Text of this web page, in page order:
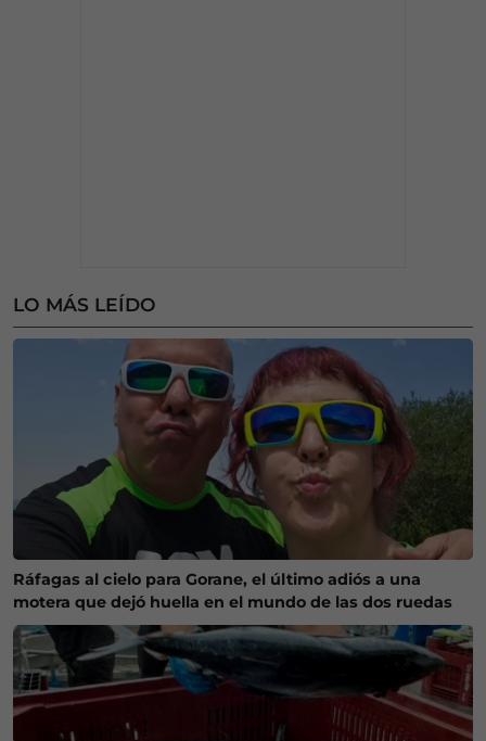
LO MÁS LEÍDO
Ráfagas al cielo para Gorane, el último adiós a una
motera que dejó huella en el mundo de las dos ruedas